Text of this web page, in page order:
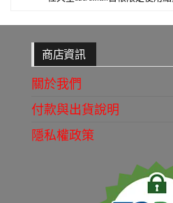
商店資訊
關於我們
付款與出貨說明
隱私權政策